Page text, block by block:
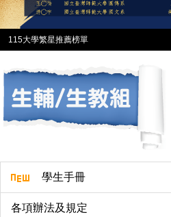
115大學繁星推薦榜單
學生手冊
各項辦法及規定